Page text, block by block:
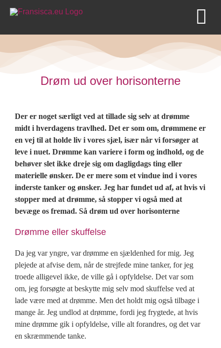
Bloggen
Om Fransisca
Drøm ud over horisonterne
Der er noget særligt ved at tillade sig selv at drømme
midt i hverdagens travlhed. Det er som om, drømmene er
en vej til at holde liv i vores sjæl, især når vi forsøger at
leve i nuet. Drømme kan variere i form og indhold, og de
behøver slet ikke dreje sig om dagligdags ting eller
materielle ønsker. De er mere som et vindue ind i vores
inderste tanker og ønsker. Jeg har fundet ud af, at hvis vi
stopper med at drømme, så stopper vi også med at
bevæge os fremad. Så drøm ud over horisonterne
Drømme eller skuffelse
Da jeg var yngre, var drømme en sjældenhed for mig. Jeg
plejede at afvise dem, når de strejfede mine tanker, for jeg
troede alligevel ikke, de ville gå i opfyldelse. Det var som
om, jeg forsøgte at beskytte mig selv mod skuffelse ved at
lade være med at drømme. Men det holdt mig også tilbage i
mange år. Jeg undlod at drømme, fordi jeg frygtede, at hvis
mine drømme gik i opfyldelse, ville alt forandres, og det var
en skræmmende tanke.